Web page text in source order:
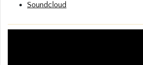
Soundcloud